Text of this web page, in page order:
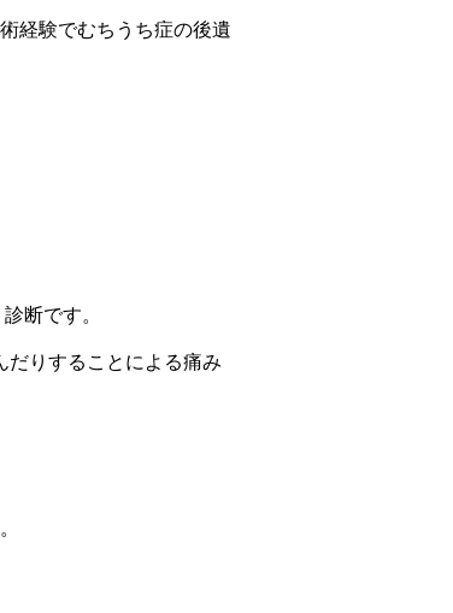
経験でむちうち症の後遺
断です。
だりすることによる痛み